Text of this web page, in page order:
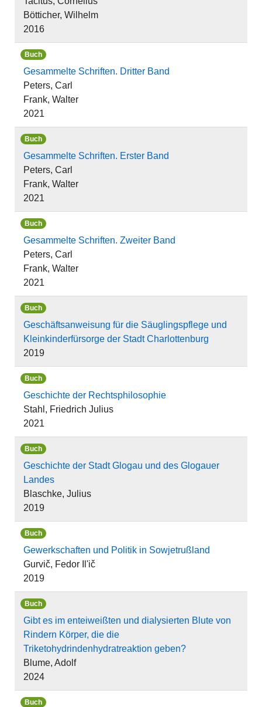
Bötticher, Wilhelm
2016
Buch
Gesammelte Schriften. Dritter Band
Peters, Carl
Frank, Walter
2021
Buch
Gesammelte Schriften. Erster Band
Peters, Carl
Frank, Walter
2021
Buch
Gesammelte Schriften. Zweiter Band
Peters, Carl
Frank, Walter
2021
Buch
Geschäftsanweisung für die Säuglingspflege und
Kleinkinderfürsorge der Stadt Charlottenburg
2019
Buch
Geschichte der Rechtsphilosophie
Stahl, Friedrich Julius
2021
Buch
Geschichte der Stadt Glogau und des Glogauer
Landes
Blaschke, Julius
2019
Buch
Gewerkschaften und Politik in Sowjetrußland
Gurvič, Fedor Ilʹič
2019
Buch
Gibt es im enteiweißten und dialysierten Blute von
Rindern Körper, die die
Triketohydrindenhydratreaktion geben?
Blume, Adolf
2024
Buch